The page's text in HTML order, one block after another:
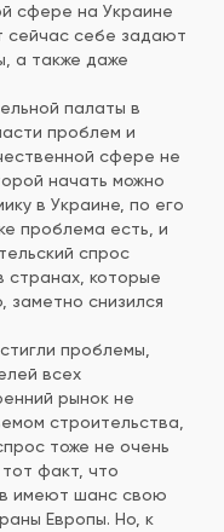
сфере на Украине
сейчас себе задают
а также даже
палаты в
проблем и
сфере не
начать можно
в Украине, по его
проблема есть, и
спрос
странах, которые
заметно снизился
проблемы,
всех
рынок не
строительства,
тоже не очень
факт, что
имеют шанс свою
Европы. Но, к